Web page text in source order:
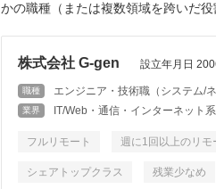
かの職種（または複数領域を跨いだ役
株式会社 G-gen 設立年月日
職種 エンジニア・技術職（システム/ネ
業界 IT/Web・通信・インターネット系
フルリモート 週に1回以上のリモ
シェアトップクラス 残業少なめ